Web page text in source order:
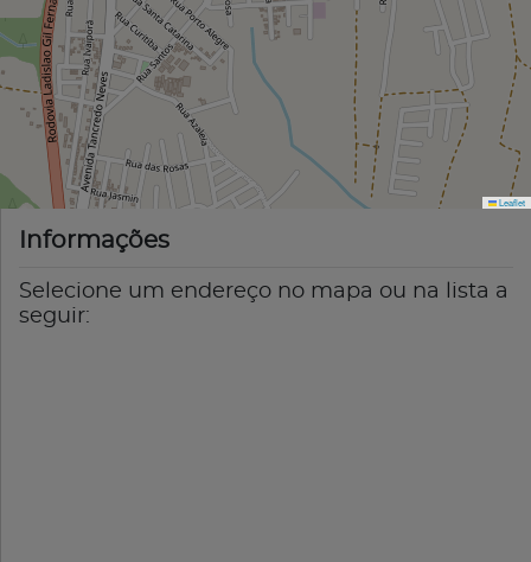
Leaflet
Informações
Selecione um endereço no mapa ou na lista a
seguir: